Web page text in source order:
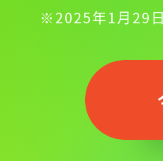
※2025年1月29日